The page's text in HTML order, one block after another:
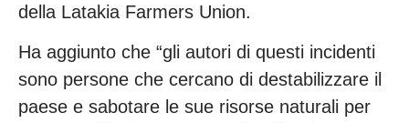
della Latakia Farmers Union.
Ha aggiunto che “gli autori di questi incidenti
sono persone che cercano di destabilizzare il
paese e sabotare le sue risorse naturali per